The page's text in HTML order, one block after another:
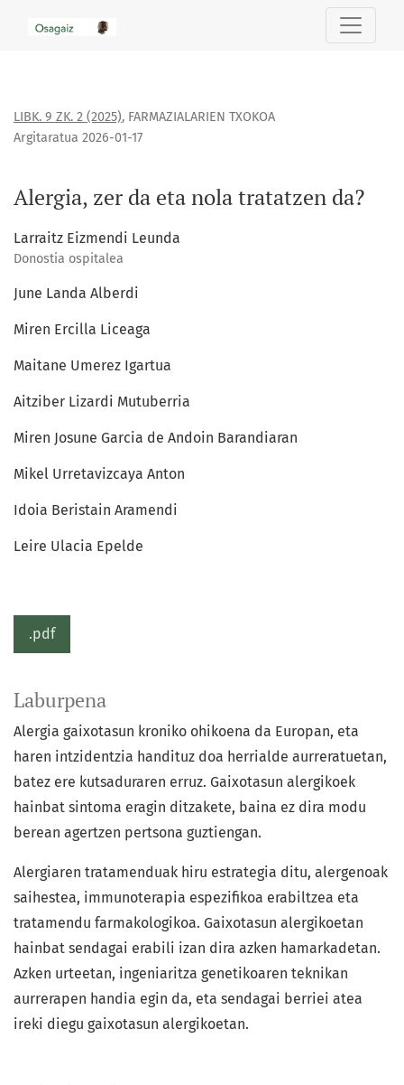
LIBK. 9 ZK. 2 (2025), FARMAZIALARIEN TXOKOA
Alergia, zer da eta nola tratatzen da?
Argitaratua 2026-01-17
Larraitz Eizmendi Leunda
Donostia ospitalea
June Landa Alberdi
Miren Ercilla Liceaga
Maitane Umerez Igartua
Aitziber Lizardi Mutuberria
Miren Josune Garcia de Andoin Barandiaran
Mikel Urretavizcaya Anton
Idoia Beristain Aramendi
Leire Ulacia Epelde
.pdf
Laburpena
Alergia gaixotasun kroniko ohikoena da Europan, eta
haren intzidentzia handituz doa herrialde aurreratuetan,
batez ere kutsaduraren erruz. Gaixotasun alergikoek
hainbat sintoma eragin ditzakete, baina ez dira modu
berean agertzen pertsona guztiengan.
Alergiaren tratamenduak hiru estrategia ditu, alergenoak
saihestea, immunoterapia espezifikoa erabiltzea eta
tratamendu farmakologikoa. Gaixotasun alergikoetan
hainbat sendagai erabili izan dira azken hamarkadetan.
Azken urteetan, ingeniaritza genetikoaren teknikan
aurrerapen handia egin da, eta sendagai berriei atea
ireki diegu gaixotasun alergikoetan.